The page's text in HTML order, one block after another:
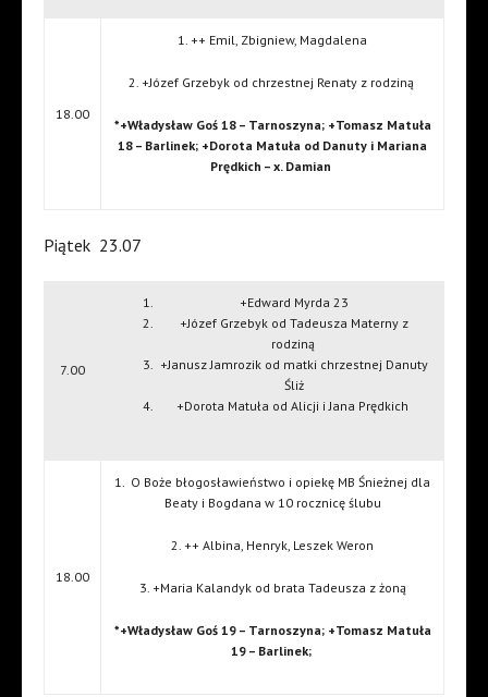
18.00
1. ++ Emil, Zbigniew, Magdalena
2. +Józef Grzebyk od chrzestnej Renaty z rodziną
*+Władysław Goś 18 – Tarnoszyna; +Tomasz Matuła
18 – Barlinek; +Dorota Matuła od Danuty i Mariana
Prędkich – x. Damian
Piątek 23.07
7.00
+Edward Myrda 23
+Józef Grzebyk od Tadeusza Materny z
rodziną
+Janusz Jamrozik od matki chrzestnej Danuty
Śliż
+Dorota Matuła od Alicji i Jana Prędkich
18.00
1.
O Boże błogosławieństwo i opiekę MB Śnieżnej dla
Beaty i Bogdana w 10 rocznicę ślubu
2. ++ Albina, Henryk, Leszek Weron
3. +Maria Kalandyk od brata Tadeusza z żoną
*+Władysław Goś 19 – Tarnoszyna; +Tomasz Matuła
19 – Barlinek;